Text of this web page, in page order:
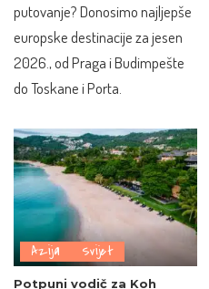
putovanje? Donosimo najljepše
europske destinacije za jesen
2026., od Praga i Budimpešte
do Toskane i Porta.
Azija Svijet
Potpuni vodič za Koh